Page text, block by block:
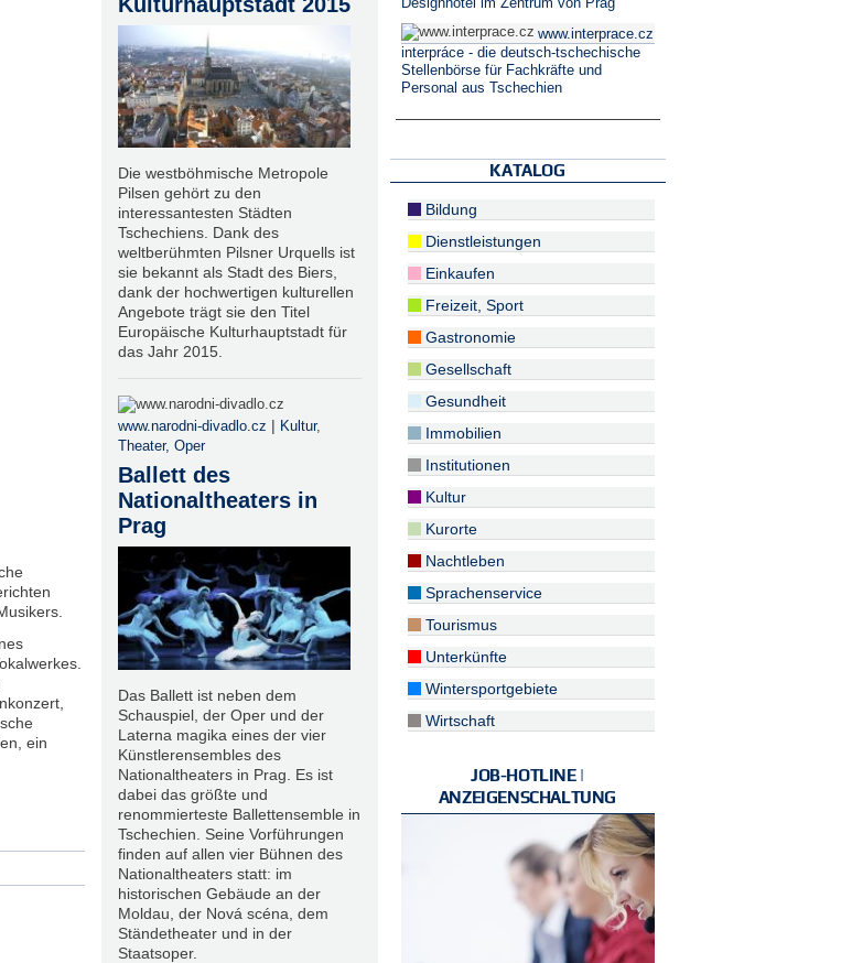
ein
Die westböhmische Metropole
Pilsen gehört zu den
interessantesten Städten
Tschechiens. Dank des
weltberühmten Pilsner Urquells ist
sie bekannt als Stadt des Biers,
dank der hochwertigen kulturellen
Angebote trägt sie den Titel
Europäische Kulturhauptstadt für
das Jahr 2015.
www.narodni-divadlo.cz | Kultur,
Theater, Oper
Ballett des
Nationaltheaters in
Prag
Das Ballett ist neben dem
Schauspiel, der Oper und der
Laterna magika eines der vier
Künstlerensembles des
Nationaltheaters in Prag. Es ist
dabei das größte und
renommierteste Ballettensemble in
Tschechien. Seine Vorführungen
finden auf allen vier Bühnen des
Nationaltheaters statt: im
historischen Gebäude an der
Moldau, der Nová scéna, dem
Ständetheater und in der
Staatsoper.
Designhotel im Zentrum von Prag
www.interprace.cz
interpráce - die deutsch-tschechische
Stellenbörse für Fachkräfte und
Personal aus Tschechien
KATALOG
Bildung
Dienstleistungen
Einkaufen
Freizeit, Sport
Gastronomie
Gesellschaft
Gesundheit
Immobilien
Institutionen
Kultur
Kurorte
Nachtleben
Sprachenservice
Tourismus
Unterkünfte
Wintersportgebiete
Wirtschaft
JOB-HOTLINE |
ANZEIGENSCHALTUNG